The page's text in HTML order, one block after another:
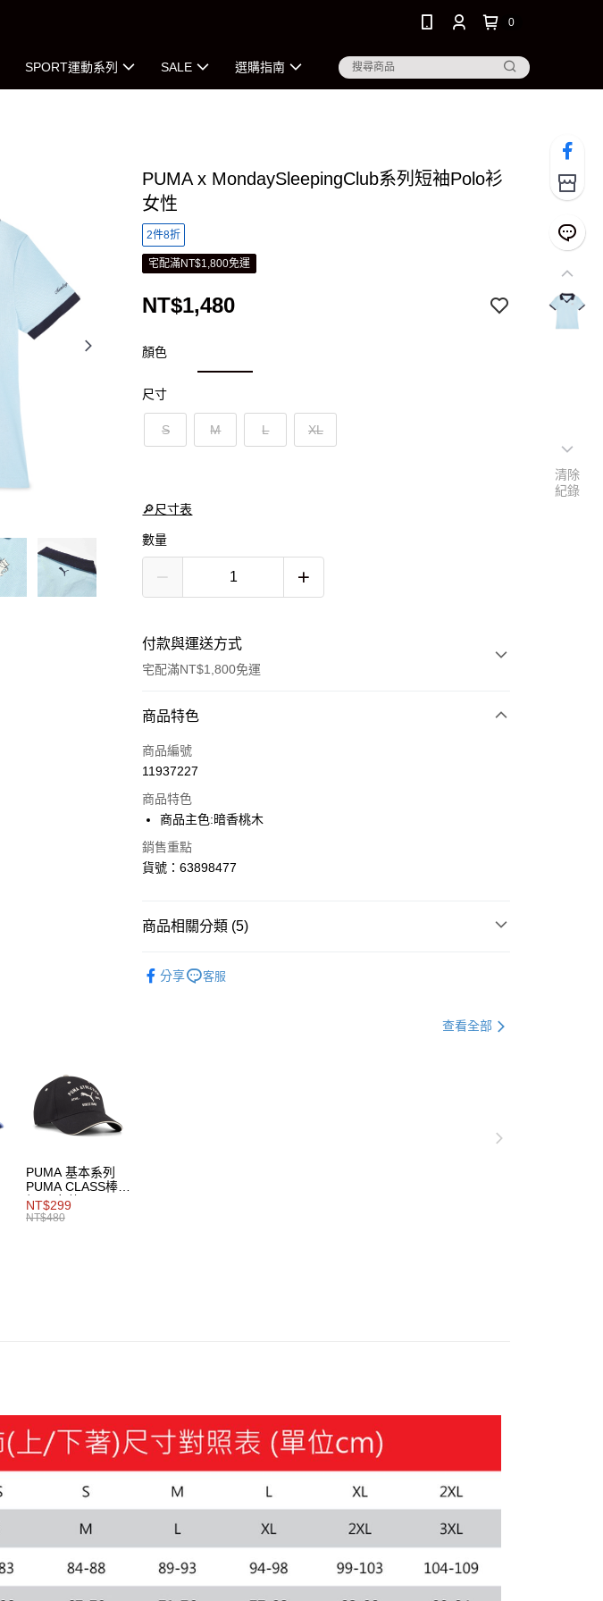
0
SPORT運動系列 SALE 選購指南
PUMA x MondaySleepingClub系列短袖Polo衫
女性
2件8折
宅配滿NT$1,800免運
NT$1,480
顏色
尺寸
S M L XL
🔎尺寸表
數量
付款與運送方式
宅配滿NT$1,800免運
付款方式
信用卡一次付款
Apple Pay
街口支付
運送方式
商品特色
商品編號
11937227
商品特色
商品主色:暗香桃木
銷售重點
貨號：63898477
商品相關分類 (5)
分享 客服
查看全部
PUMA 基本系列
PUMA CLASS棒球
帽 男女共同
NT$299
NT$480
清除
紀錄